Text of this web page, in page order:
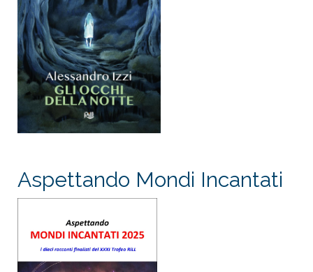
Aspettando Mondi Incantati